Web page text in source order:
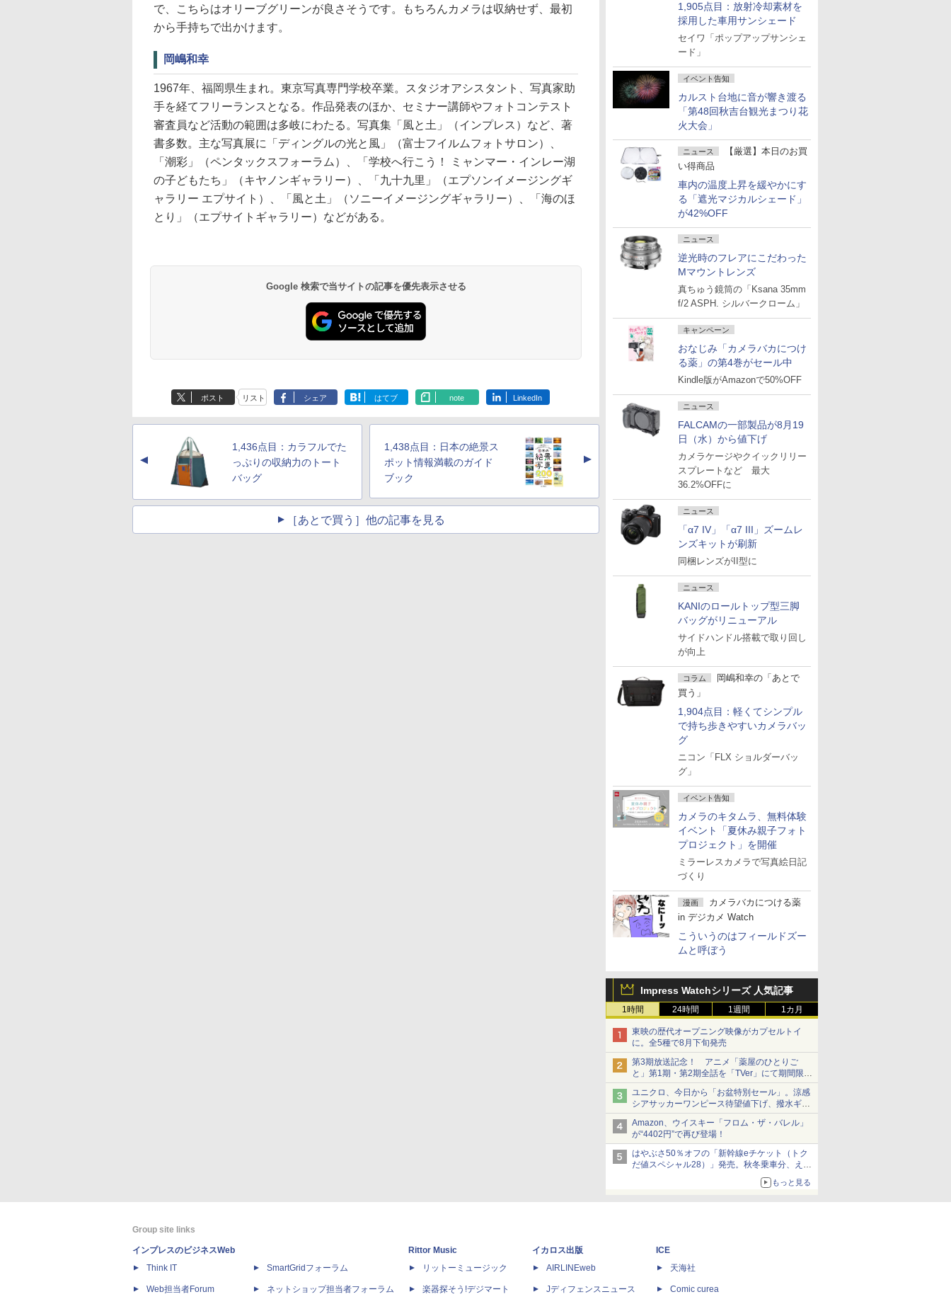
1,905点目：放射冷却素材を
採用した車用サンシェード
セイワ「ポップアップサンシェ
ード」
イベント告知
カルスト台地に音が響き渡る
「第48回秋吉台観光まつり花
火大会」
ニュース
【厳選】本日のお買
い得商品
車内の温度上昇を緩やかにす
る「遮光マジカルシェード」
が42%OFF
ニュース
逆光時のフレアにこだわった
Mマウントレンズ
真ちゅう鏡筒の「Ksana 35mm
f/2 ASPH. シルバークローム」
キャンペーン
おなじみ「カメラバカにつけ
る薬」の第4巻がセール中
Kindle版がAmazonで50%OFF
ニュース
FALCAMの一部製品が8月19
日（水）から値下げ
カメラケージやクイックリリー
スプレートなど 最大
36.2%OFFに
ニュース
「α7 IV」「α7 III」ズームレ
ンズキットが刷新
同梱レンズがII型に
ニュース
KANIのロールトップ型三脚
バッグがリニューアル
サイドハンドル搭載で取り回し
が向上
コラム
岡嶋和幸の「あとで
買う」
1,904点目：軽くてシンプル
で持ち歩きやすいカメラバッ
グ
ニコン「FLX ショルダーバッ
グ」
イベント告知
カメラのキタムラ、無料体験
イベント「夏休み親子フォト
プロジェクト」を開催
ミラーレスカメラで写真絵日記
づくり
漫画
カメラバカにつける薬
in デジカメ Watch
こういうのはフィールドズー
ムと呼ぼう
Impress Watchシリーズ 人気記事
1時間 24時間 1週間 1カ月
東映の歴代オープニング映像がカプセルトイ
に。全5種で8月下旬発売
第3期放送記念！ アニメ「薬屋のひとりご
と」第1期・第2期全話を「TVer」にて期間限定
で順次無料配信開始
ユニクロ、今日から「お盆特別セール」。涼感
シアサッカーワンピース待望値下げ、撥水ギア
ショーツは1990円に
Amazon、ウイスキー「フロム・ザ・バレル」
が“4402円”で再び登場！
はやぶさ50％オフの「新幹線eチケット（トク
だ値スペシャル28）」発売。秋冬乗車分、えき
もっと見る
で、こちらはオリーブグリーンが良さそうです。もちろんカメラは収納せず、最初
から手持ちで出かけます。
岡嶋和幸
1967年、福岡県生まれ。東京写真専門学校卒業。スタジオアシスタント、写真家助
手を経てフリーランスとなる。作品発表のほか、セミナー講師やフォトコンテスト
審査員など活動の範囲は多岐にわたる。写真集「風と土」（インプレス）など、著
書多数。主な写真展に「ディングルの光と風」（富士フイルムフォトサロン）、
「潮彩」（ペンタックスフォーラム）、「学校へ行こう！ ミャンマー・インレー湖
の子どもたち」（キヤノンギャラリー）、「九十九里」（エプソンイメージングギ
ャラリー エプサイト）、「風と土」（ソニーイメージングギャラリー）、「海のほ
とり」（エプサイトギャラリー）などがある。
Google 検索で当サイトの記事を優先表示させる
ポスト リスト シェア はてブ note LinkedIn
▲
1,436点目：カラフルでた
っぷりの収納力のトート
バッグ
1,438点目：日本の絶景ス
ポット情報満載のガイド
ブック
▲
［あとで買う］他の記事を見る
Group site links
インプレスのビジネスWeb
Think IT
Web担当者Forum
SmartGridフォーラム
ネットショップ担当者フォーラム
Rittor Music
リットーミュージック
楽器探そう!デジマート
イカロス出版
AIRLINEweb
Jディフェンスニュース
ICE
天海社
Comic curea